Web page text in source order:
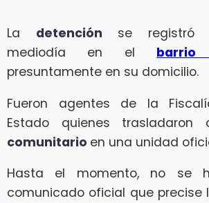
La detención se registró
mediodía en el
presuntamente en su domicilio.
Fueron agentes de la
Estado quienes trasladaron
comunitario en una unidad
Hasta el momento, no se
comunicado oficial que precise